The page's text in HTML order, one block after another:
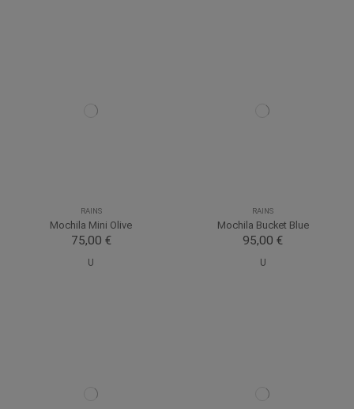
RAINS
Mochila Mini Olive
75,00 €
U
RAINS
Mochila Bucket Blue
95,00 €
U